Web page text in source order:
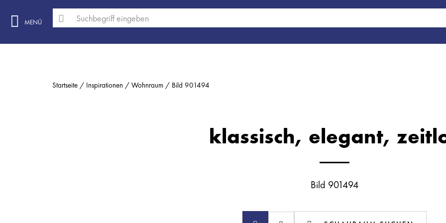
MENÜ
Startseite Inspirationen Wohnraum Bild 901494
klassisch, elegant,
Bild 901494